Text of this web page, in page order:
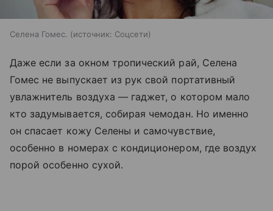
Селена Гомес. источник: Соцсети
Даже если за окном тропический рай, Селена
Гомес не выпускает из рук свой портативный
увлажнитель воздуха — гаджет, о котором мало
кто задумывается, собирая чемодан. Но именно
он спасает кожу Селены и самочувствие,
особенно в номерах с кондиционером, где воздух
порой особенно сухой.